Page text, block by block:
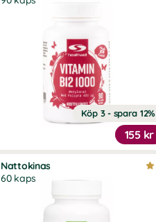
Köp 3 - spara 12%
155 kr
Nattokinas
60 kaps